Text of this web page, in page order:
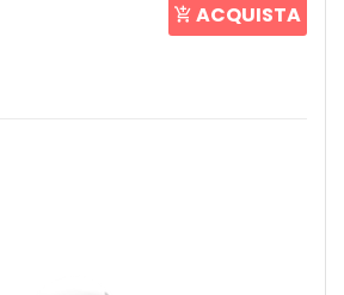
ACQUISTA